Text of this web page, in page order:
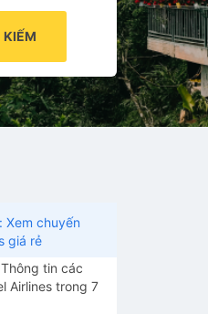
KIẾM
Xem chuyến
giá rẻ
tin các
Airlines trong 7